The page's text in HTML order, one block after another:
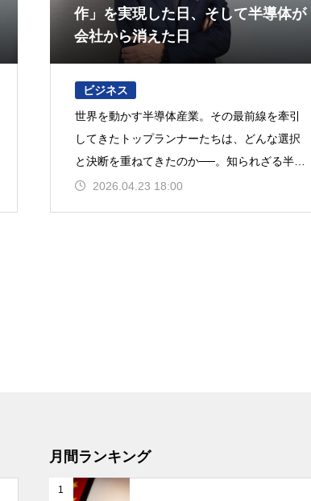
作」を実現した日、そして半導体が
会社から消えた日
ビジネス
世界を動かす半導体産業。その最前線を牽引
してきたトップランナーたちは、どんな選択
と決断を重ねてきたのか──。知られざる半生
に迫る連載企画、「Silicon is my life」。今
2026.04.23 18:00
月間ランキング
1